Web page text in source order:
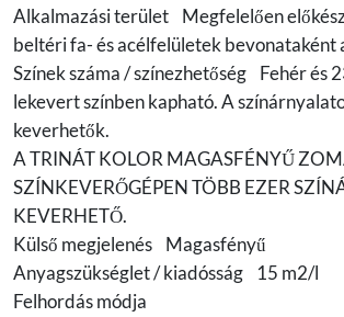
Alkalmazási terület Megfelelően
beltéri fa- és acélfelületek bevonataként
Színek száma / színezhetőség Fehér és
lekevert színben kapható. A
keverhetők.
A TRINÁT KOLOR MAGASFÉNYŰ
SZÍNKEVERŐGÉPEN TÖBB EZER
KEVERHETŐ.
Külső megjelenés Magasfényű
Anyagszükséglet / kiadósság 15 m2/l
Felhordás módja